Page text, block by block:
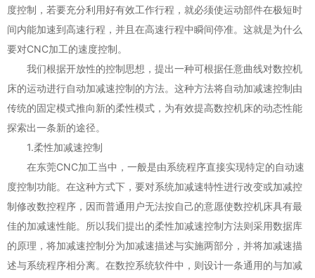
度控制，若要充分利用好有效工作行程，就必须使运动部件在极短时
间内能加速到高速行程，并且在高速行程中瞬间停准。这就是为什么
要对CNC加工的速度控制。
我们根据开放性的控制思想，提出一种可根据任意曲线对数控机
床的运动进行自动加减速控制的方法。这种方法将自动加减速控制由
传统的固定模式推向新的柔性模式，为有效提高数控机床的动态性能
探索出一条新的途径。
1.柔性加减速控制
在东莞CNC加工当中，一般是由系统程序直接实现特定的自动速
度控制功能。在这种方式下，要对系统加减速特性进行改变或加减控
制修改数控程序，因而普通用户无法按自己的意愿使数控机床具有最
佳的加减速性能。所以我们提出的柔性加减速控制方法则采用数据库
的原理，将加减速控制分为加减速描述与实施两部分，并将加减速描
述与系统程序相分离。在数控系统软件中，则设计一条通用的与加减